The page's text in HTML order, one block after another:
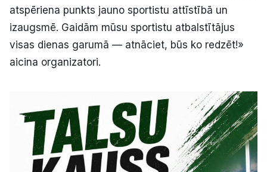
atspēriena punkts jauno sportistu attīstībā un
izaugsmē. Gaidām mūsu sportistu atbalstītājus
visas dienas garumā — atnāciet, būs ko redzēt!»
aicina organizatori.